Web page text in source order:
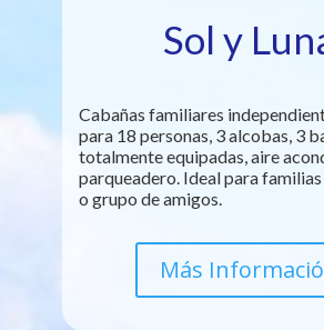
Sol y
Cabañas familiares
para 18 personas, 3 alcobas, 3
totalmente equipadas, aire
parqueadero. Ideal para familias
o grupo de amigos.
Más